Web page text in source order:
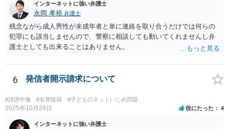
インターネットに強い弁護士
永岡 孝裕 弁護士
残念ながら成人男性が未成年者と単に連絡を取り合うだけでは何らの
犯罪にも該当しませんので、警察に相談しても動いてくれませんし弁
護士としても出来ることはありません。
6 発信者開示請求について
#誹謗中傷 #名誉毀損 #子どものネットいじめ問題
2025年10月29日 役にたった 4
インターネットに強い弁護士